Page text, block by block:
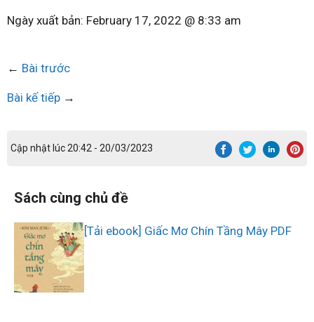
Ngày xuất bản: February 17, 2022 @ 8:33 am
← Bài trước
Bài kế tiếp →
Cập nhật lúc 20:42 - 20/03/2023
Sách cùng chủ đề
[Tải ebook] Giấc Mơ Chín Tầng Mây PDF